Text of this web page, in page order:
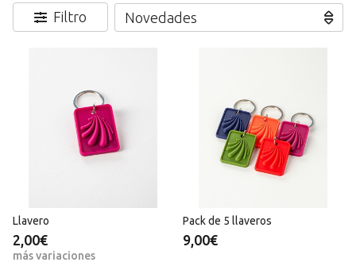
Filtro
Llavero
2,00€
más variaciones
Pack de 5 llaveros
9,00€